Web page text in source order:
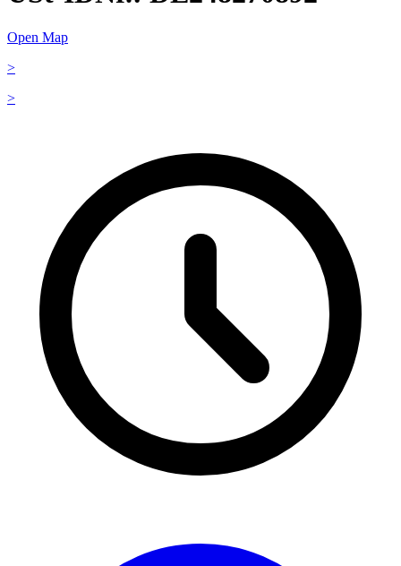
Open Map
>
>